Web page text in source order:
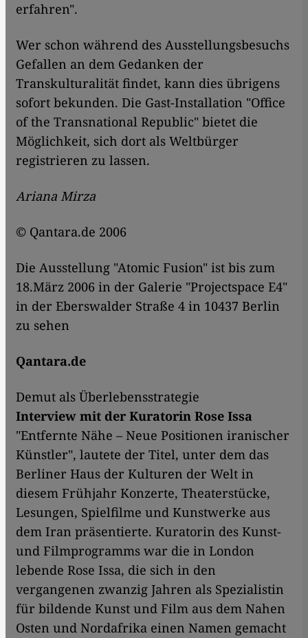
erfahren".
Wer schon während des Ausstellungsbesuchs
Gefallen an dem Gedanken der
Transkulturalität findet, kann dies übrigens
sofort bekunden. Die Gast-Installation "Office
of the Transnational Republic" bietet die
Möglichkeit, sich dort als Weltbürger
registrieren zu lassen.
Ariana Mirza
© Qantara.de 2006
Die Ausstellung "Atomic Fusion" ist bis zum
18.März 2006 in der Galerie "Projectspace E4"
in der Eberswalder Straße 4 in 10437 Berlin
zu sehen
Qantara.de
Demut als Überlebensstrategie
Interview mit der Kuratorin Rose Issa
"Entfernte Nähe – Neue Positionen iranischer
Künstler", lautete der Titel, unter dem das
Berliner Haus der Kulturen der Welt in
diesem Frühjahr Konzerte, Theaterstücke,
Lesungen, Spielfilme und Kunstwerke aus
dem Iran präsentierte. Kuratorin des Kunst-
und Filmprogramms war die in London
lebende Rose Issa, die sich in den
vergangenen zwanzig Jahren als Spezialistin
für bildende Kunst und Film aus dem Nahen
Osten und Nordafrika einen Namen gemacht